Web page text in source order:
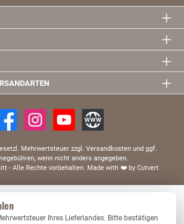
Mehrwertsteuer zzgl. Versandkosten und ggf.
wenn nicht anders angegeben.
- Alle Rechte vorbehalten. Made with ❤️by Cutvert
Ihres Lieferlandes. Bitte bestätigen